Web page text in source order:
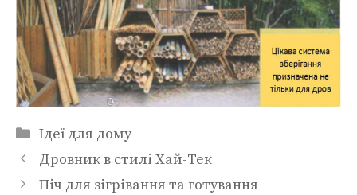
Категорії
Ідеї для дому
Дровник в стилі Хай-Тек
Піч для зігрівання та готування